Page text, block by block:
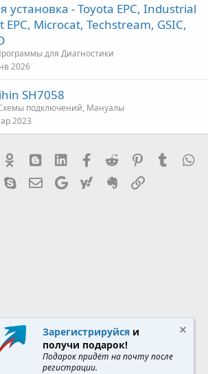
установка - Toyota EPC, Industrial
EPC, Microcat, Techstream, GSIC,
для Диагностики
2026
SH7058
подключений, Мануалы
2023
Ok mes_blogger
Linked InFacebook
Reddit PinterestTumblr
Telegram
Skype Эл. почта
Google Yahoo Evernote
Зарегистрируйся и
получи подарок!
Подарок придёт на почту после
регистрации.